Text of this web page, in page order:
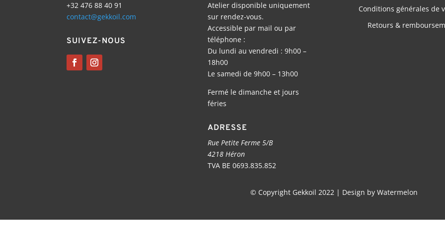
+32 476 88 40 91
contact@gekkoil.com
SUIVEZ-NOUS
Atelier disponible uniquement
sur rendez-vous.
Accessible par mail ou par
téléphone :
Du lundi au vendredi : 9h00 –
18h00
Le samedi de 9h00 – 13h00
Fermé le dimanche et jours
féries
ADRESSE
Rue Petite Ferme 5/B
4218 Héron
TVA BE 0693.835.852
Conditions générales de
Retours &
© Copyright Gekkoil 2022 | Design by Watermelon